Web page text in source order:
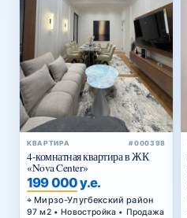
КВАРТИРА #000398
4-комнатная квартира в ЖК
«Nova Center»
199 000 у.е.
Мирзо-Улугбекский район
97 м2 • Новостройка • Продажа